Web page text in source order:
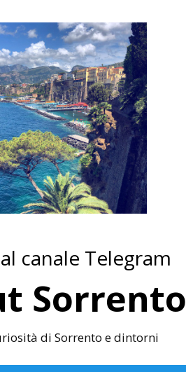
canale Telegram
Sorrento
di Sorrento e dintorni